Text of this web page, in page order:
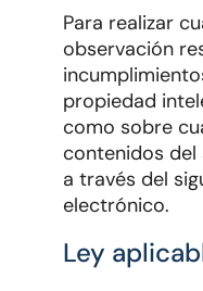
Para realizar
observación
propiedad
como sobre
contenidos del
a través del
electrónico.
Ley